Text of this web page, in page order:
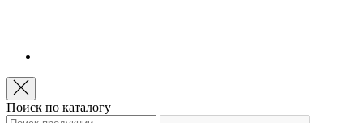
Поиск по каталогу